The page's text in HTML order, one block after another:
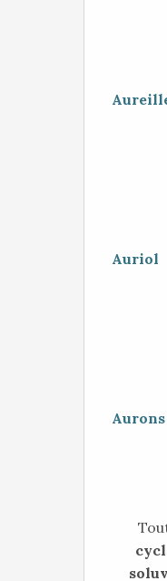
Auriol
Aurons